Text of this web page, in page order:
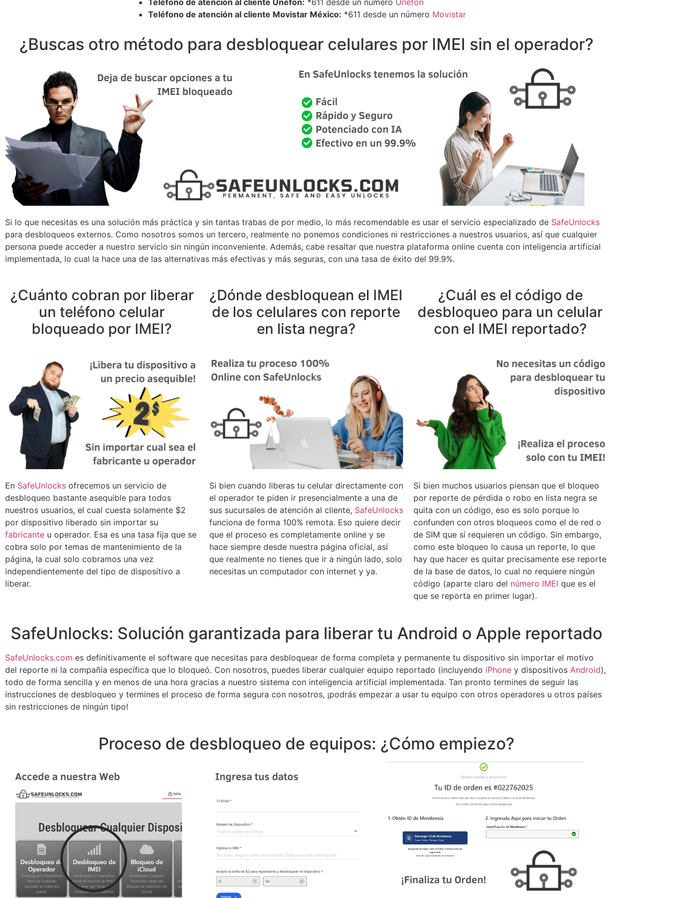
Teléfono de atención al cliente Movistar México: *611 desde un número Movistar
¿Buscas otro método para desbloquear celulares por IMEI sin el operador?
Si lo que necesitas es una solución más práctica y sin tantas trabas de por medio, lo más recomendable es usar el servicio especializado de SafeUnlocks
para desbloqueos externos. Como nosotros somos un tercero, realmente no ponemos condiciones ni restricciones a nuestros usuarios, así que cualquier
persona puede acceder a nuestro servicio sin ningún inconveniente. Además, cabe resaltar que nuestra plataforma online cuenta con inteligencia artificial
implementada, lo cual la hace una de las alternativas más efectivas y más seguras, con una tasa de éxito del 99.9%.
¿Cuánto cobran por liberar
un teléfono celular
bloqueado por IMEI?
¿Dónde desbloquean el IMEI
de los celulares con reporte
en lista negra?
¿Cuál es el código de
desbloqueo para un celular
con el IMEI reportado?
En SafeUnlocks ofrecemos un servicio de
desbloqueo bastante asequible para todos
nuestros usuarios, el cual cuesta solamente $2
por dispositivo liberado sin importar su
fabricante u operador. Esa es una tasa fija que se
cobra solo por temas de mantenimiento de la
página, la cual solo cobramos una vez
independientemente del tipo de dispositivo a
liberar.
Si bien cuando liberas tu celular directamente con
el operador te piden ir presencialmente a una de
sus sucursales de atención al cliente, SafeUnlocks
funciona de forma 100% remota. Eso quiere decir
que el proceso es completamente online y se
hace siempre desde nuestra página oficial, así
que realmente no tienes que ir a ningún lado, solo
necesitas un computador con internet y ya.
Si bien muchos usuarios piensan que el bloqueo
por reporte de pérdida o robo en lista negra se
quita con un código, eso es solo porque lo
confunden con otros bloqueos como el de red o
de SIM que sí requieren un código. Sin embargo,
como este bloqueo lo causa un reporte, lo que
hay que hacer es quitar precisamente ese reporte
de la base de datos, lo cual no requiere ningún
código (aparte claro del número IMEI que es el
que se reporta en primer lugar).
SafeUnlocks: Solución garantizada para liberar tu Android o Apple reportado
SafeUnlocks.com es definitivamente el software que necesitas para desbloquear de forma completa y permanente tu dispositivo sin importar el motivo
del reporte ni la compañía específica que lo bloqueó. Con nosotros, puedes liberar cualquier equipo reportado (incluyendo iPhone y dispositivos Android),
todo de forma sencilla y en menos de una hora gracias a nuestro sistema con inteligencia artificial implementada. Tan pronto termines de seguir las
instrucciones de desbloqueo y termines el proceso de forma segura con nosotros, ¡podrás empezar a usar tu equipo con otros operadores u otros países
sin restricciones de ningún tipo!
Proceso de desbloqueo de equipos: ¿Cómo empiezo?